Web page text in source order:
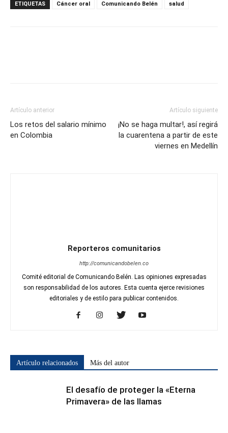
ETIQUETAS Cáncer oral Comunicando Belén salud
Artículo anterior
Los retos del salario mínimo
en Colombia
Artículo siguiente
¡No se haga multar!, así regirá
la cuarentena a partir de este
viernes en Medellín
Reporteros comunitarios
http://comunicandobelen.co
Comité editorial de Comunicando Belén. Las opiniones expresadas
son responsabilidad de los autores. Esta cuenta ejerce revisiones
editoriales y de estilo para publicar contenidos.
Artículo relacionados Más del autor
El desafío de proteger la «Eterna
Primavera» de las llamas